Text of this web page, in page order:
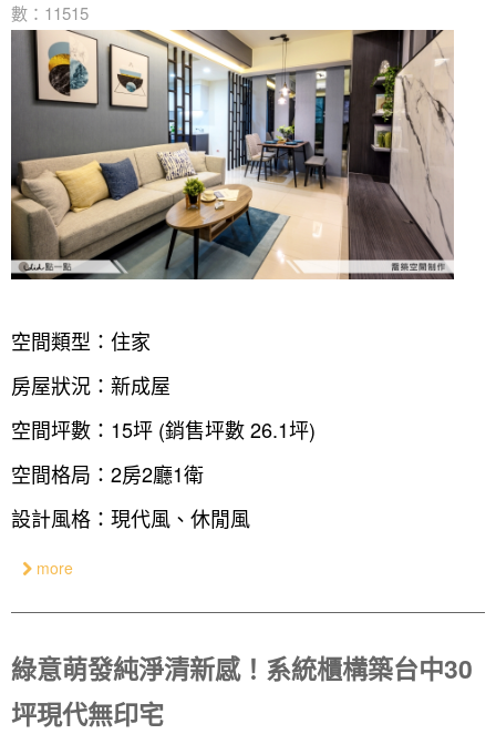
數：11515
空間類型：住家
房屋狀況：新成屋
空間坪數：15坪 (銷售坪數 26.1坪)
空間格局：2房2廳1衛
設計風格：現代風、休閒風
more
綠意萌發純淨清新感！系統櫃構築台中30
坪現代無印宅
裝潢計算機
裝潢進階計算機
裝潢圖紙免費健檢
居家
商業空間
其他
面積
小坪數
31~50坪
51坪以上
風格
簡約
休閒
北歐
鄉村
工業
奢華
日式
中式
美式
150萬以內
151萬~250萬
251萬以上
設計好手
台北市
桃園 新竹 竹北
台中
台南 高雄
360環景體驗
你家我家 Podcast
虛擬線上裝潢
房屋仲介方案
室內設計師方案
一般屋主方案
裝潢輕鬆點
2房2聽 - 基本版
3房2聽 - 基本版
3房2廳 - 精裝版
設計專欄
系統櫃
居家風水
老屋翻新
主題精選
國外案例
設計私房話
全站搜尋
北部
台北市
新北市
新竹市
基隆市
徵設計師